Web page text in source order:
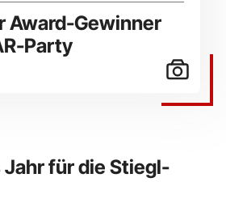
Award-Gewinner
Party
für die Stiegl-